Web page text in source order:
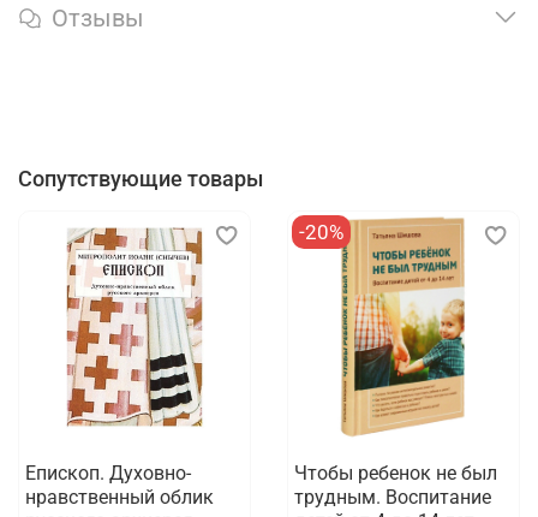
Отзывы
Сопутствующие товары
Епископ. Духовно-
нравственный облик
-20%
Чтобы ребенок не был
трудным. Воспитание